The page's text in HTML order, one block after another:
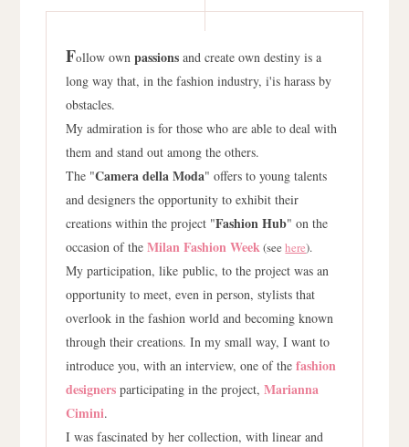
Followownpassions and create own destiny is a
long way that, in the fashion industry, i'isharassby
obstacles.
My admiration is for those who are able todeal with
them and stand out among the others.
The "Camera della Moda" offers to young talents
and designers the opportunity to exhibit their
creations within the project "Fashion Hub" on the
occasionof the Milan Fashion Week(seehere).
My participation, likepublic,to the project was an
opportunity to meet,even in person, styliststhat
overlook in the fashion world and becoming known
through their creations. In my small way, I want to
introduce you, withan interview,one of the fashion
designers participating in the project,Marianna
Cimini.
I was fascinated by her collection, with linearand